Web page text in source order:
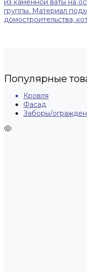
из каменной ваты на
группы. Материал
домостроительства,
Популярные
Кровля
Фасад
Заборы/